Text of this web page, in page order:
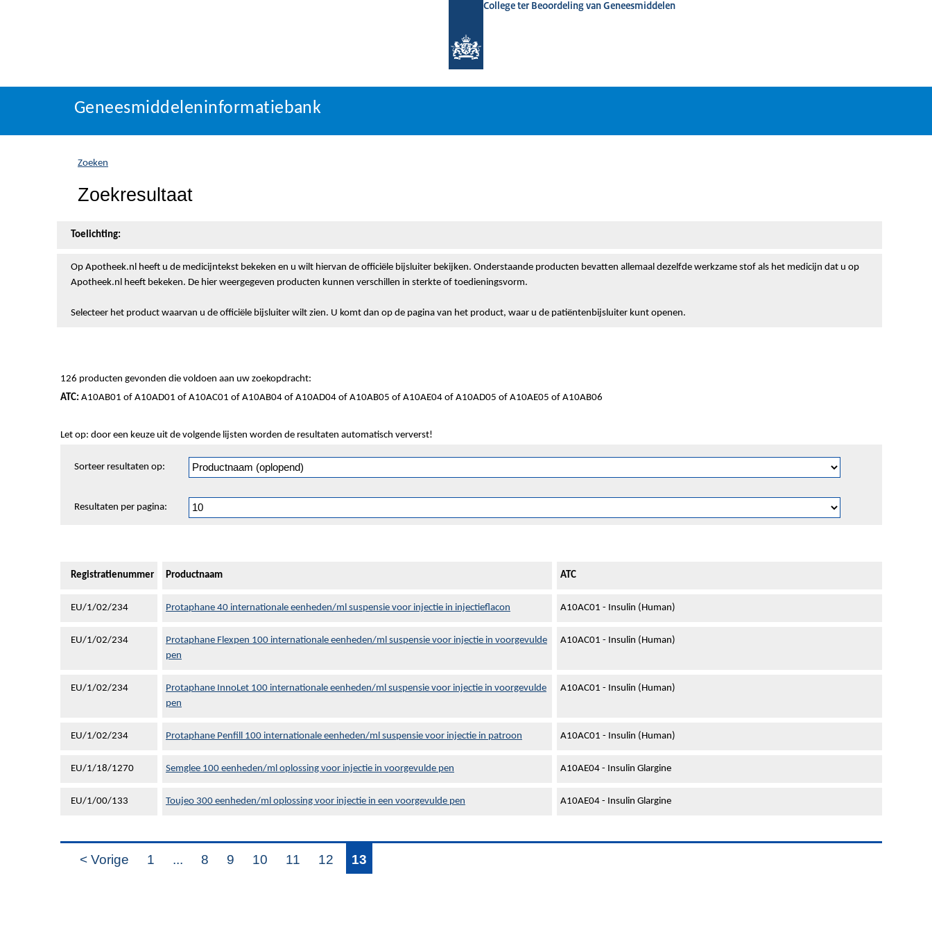
College ter Beoordeling van Geneesmiddelen
Geneesmiddeleninformatiebank
U
zich
hier:
Geneesmiddeleninformatiebank
Zoeken
Zoekresultaat
Toelichting:
Op Apotheek.nl heeft u de medicijntekst bekeken en u wilt hiervan de officiële bijsluiter bekijken. Onderstaande producten bevatten allemaal dezelfde werkzame stof als het medicijn dat u op
Apotheek.nl heeft bekeken. De hier weergegeven producten kunnen verschillen in sterkte of toedieningsvorm.
Selecteer het product waarvan u de officiële bijsluiter wilt zien. U komt dan op de pagina van het product, waar u de patiëntenbijsluiter kunt openen.
126 producten gevonden die voldoen aan uw zoekopdracht:
ATC: A10AB01 of A10AD01 of A10AC01 of A10AB04 of A10AD04 of A10AB05 of A10AE04 of A10AD05 of A10AE05 of A10AB06
Let op: door een keuze uit de volgende lijsten worden de resultaten automatisch ververst!
en
Sorteer resultaten op:
Resultaten per pagina:
Registratienummer Productnaam ATC
EU/1/02/234 Protaphane 40 internationale eenheden/ml suspensie voor injectie in injectieflacon A10AC01 - Insulin (Human)
EU/1/02/234
Protaphane Flexpen 100 internationale eenheden/ml suspensie voor injectie in voorgevulde
pen
A10AC01 - Insulin (Human)
EU/1/02/234
Protaphane InnoLet 100 internationale eenheden/ml suspensie voor injectie in voorgevulde
pen
A10AC01 - Insulin (Human)
EU/1/02/234 Protaphane Penfill 100 internationale eenheden/ml suspensie voor injectie in patroon A10AC01 - Insulin (Human)
EU/1/18/1270 Semglee 100 eenheden/ml oplossing voor injectie in voorgevulde pen A10AE04 - Insulin Glargine
EU/1/00/133 Toujeo 300 eenheden/ml oplossing voor injectie in een voorgevulde pen A10AE04 - Insulin Glargine
< Vorige 1 ... 8 9 10 11 12 13